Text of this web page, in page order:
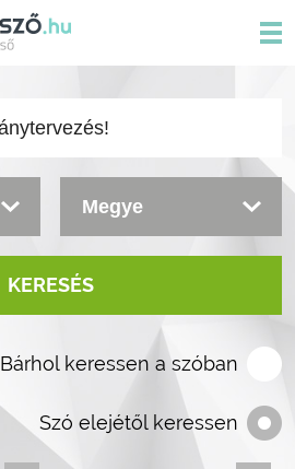
KERESÉS
Bárhol keressen a szóban
Szó elejétől keressen